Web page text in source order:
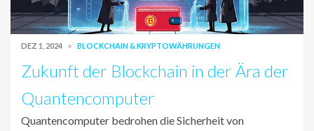
DEZ 1, 2024 BLOCKCHAIN & KRYPTOWÄHRUNGEN
Zukunft der Blockchain in der Ära der
Quantencomputer
Quantencomputer bedrohen die Sicherheit von